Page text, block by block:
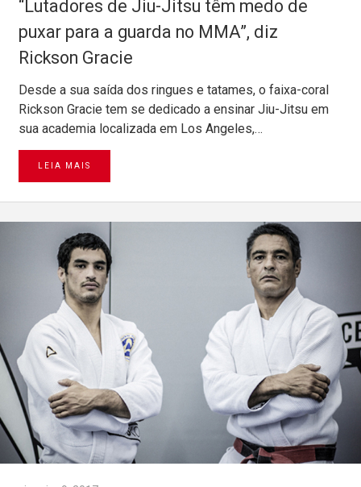
“Lutadores de Jiu-Jitsu têm medo de
puxar para a guarda no MMA”, diz
Rickson Gracie
Desde a sua saída dos ringues e tatames, o faixa-coral
Rickson Gracie tem se dedicado a ensinar Jiu-Jitsu em
sua academia localizada em Los Angeles,…
LEIA MAIS